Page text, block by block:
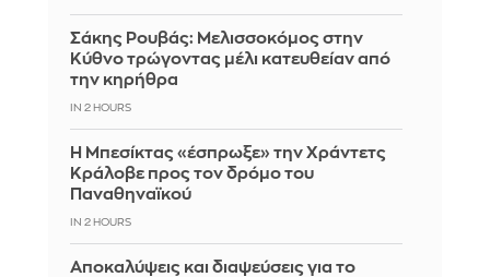
Σάκης Ρουβάς: Μελισσοκόμος στην
Κύθνο τρώγοντας μέλι κατευθείαν από
την κηρήθρα
IN 2 HOURS
Η Μπεσίκτας «έσπρωξε» την Χράντετς
Κράλοβε προς τον δρόμο του
Παναθηναϊκού
IN 2 HOURS
Αποκαλύψεις και διαψεύσεις για το